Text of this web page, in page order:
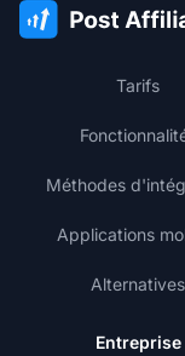
Tarifs
Méthodes
Applications
Alternatives
Entreprise